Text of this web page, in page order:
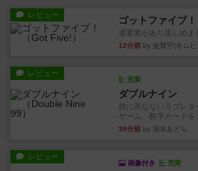
レビュー ゴットファイブ！
運要素があり楽しめま
12分前 by 金賢守(キムヒ
レビュー
充実
ダブルナイン
雑に死なないラブレ
ゲーム。数字カードを
38分前 by 深水あどら
レビュー
画像付き 充実